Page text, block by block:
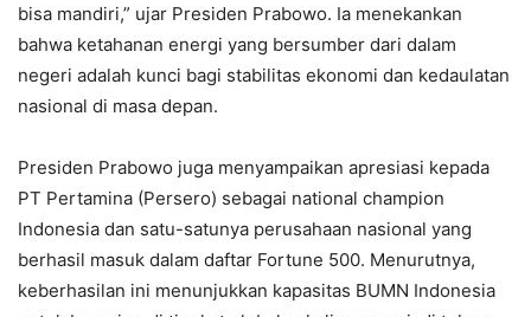
bisa mandiri,” ujar Presiden Prabowo. Ia menekankan
bahwa ketahanan energi yang bersumber dari dalam
negeri adalah kunci bagi stabilitas ekonomi dan kedaulatan
nasional di masa depan.
Presiden Prabowo juga menyampaikan apresiasi kepada
PT Pertamina (Persero) sebagai national champion
Indonesia dan satu-satunya perusahaan nasional yang
berhasil masuk dalam daftar Fortune 500. Menurutnya,
keberhasilan ini menunjukkan kapasitas BUMN Indonesia